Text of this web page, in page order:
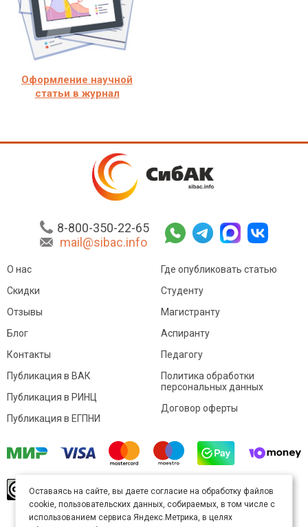
Оформление научной
статьи в журнал
8-800-350-22-65
mail@sibac.info
О нас
Скидки
Отзывы
Блог
Контакты
Где опубликовать статью
Студенту
Магистранту
Аспиранту
Педагогу
Публикация в ВАК
Публикация в РИНЦ
Публикация в ЕГПНИ
Политика обработки
персональных данных
Договор оферты
произведение доступно полицензии Creative
Commons «Attribution» («Атрибуция») 4.0
Непортированная.
Оставаясь на сайте, вы даете согласие на обработку файлов
cookie, пользовательских данных, собираемых, в том числе с
использованием сервиса Яндекс.Метрика, в целях